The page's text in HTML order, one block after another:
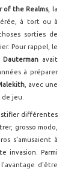
of the Realms, la
à tort ou à
sorties de
Pour rappel, le
Dauterman avait
à préparer
, avec une
jeu.
différentes
grosso modo,
s'amusaient à
invasion. Parmi
d'être